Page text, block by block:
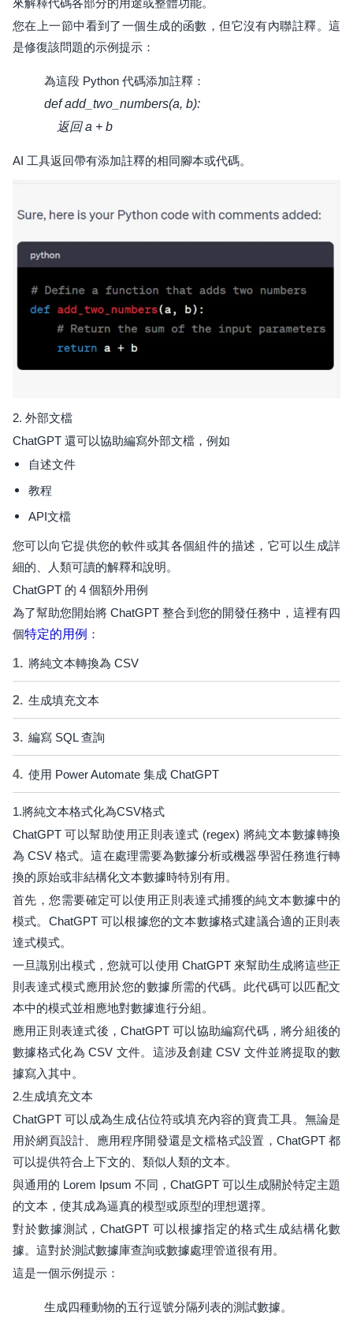
來解釋代碼各部分的用途或整體功能。
您在上一節中看到了一個生成的函數，但它沒有內聯註釋。這
是修復該問題的示例提示：
為這段 Python 代碼添加註釋：
def add_two_numbers(a, b):
返回 a + b
AI 工具返回帶有添加註釋的相同腳本或代碼。
2. 外部文檔
ChatGPT 還可以協助編寫外部文檔，例如
自述文件
教程
API文檔
您可以向它提供您的軟件或其各個組件的描述，它可以生成詳
細的、人類可讀的解釋和說明。
ChatGPT 的 4 個額外用例
為了幫助您開始將 ChatGPT 整合到您的開發任務中，這裡有四
個特定的用例 ：
將純文本轉換為 CSV
生成填充文本
編寫 SQL 查詢
使用 Power Automate 集成 ChatGPT
1.將純文本格式化為CSV格式
ChatGPT 可以幫助使用正則表達式 (regex) 將純文本數據轉換
為 CSV 格式。這在處理需要為數據分析或機器學習任務進行轉
換的原始或非結構化文本數據時特別有用。
首先，您需要確定可以使用正則表達式捕獲的純文本數據中的
模式。ChatGPT 可以根據您的文本數據格式建議合適的正則表
達式模式。
一旦識別出模式，您就可以使用 ChatGPT 來幫助生成將這些正
則表達式模式應用於您的數據所需的代碼。此代碼可以匹配文
本中的模式並相應地對數據進行分組。
應用正則表達式後，ChatGPT 可以協助編寫代碼，將分組後的
數據格式化為 CSV 文件。這涉及創建 CSV 文件並將提取的數
據寫入其中。
2.生成填充文本
ChatGPT 可以成為生成佔位符或填充內容的寶貴工具。無論是
用於網頁設計、應用程序開發還是文檔格式設置，ChatGPT 都
可以提供符合上下文的、類似人類的文本。
與通用的 Lorem Ipsum 不同，ChatGPT 可以生成關於特定主題
的文本，使其成為逼真的模型或原型的理想選擇。
對於數據測試，ChatGPT 可以根據指定的格式生成結構化數
據。這對於測試數據庫查詢或數據處理管道很有用。
這是一個示例提示：
生成四種動物的五行逗號分隔列表的測試數據。